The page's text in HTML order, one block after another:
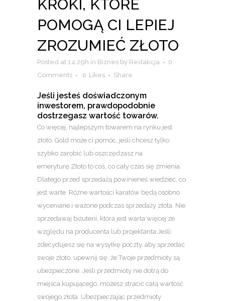
KROKI, KTÓRE
POMOGĄ CI LEPIEJ
ZROZUMIEĆ ZŁOTO
Posted at 14:29h in Biznes by Redakcja
0
Comments
0 Likes Share
Jeśli jesteś doświadczonym
inwestorem, prawdopodobnie
dostrzegasz wartość towarów.
Co więcej, najlepszym towarem na rynku jest
złoto. Gold może ci pomóc, jeśli chcesz tylko
szybko zarobić lub oszczędzasz na
emeryturę.Złoto to coś, co cały czas się zmienia.
Dlatego przed sprzedażą powinieneś wiedzieć, co
jest warte. Różne wartości karatów będą osobno
wyceniane i ważone podczas sprzedaży złota. Nie
sprzedawaj biżuterii, która jest warta więcej ze
względu na producenta lub projektanta.Jeśli
zdecydujesz się na wysyłkę poczty, aby sprzedać
swoje złoto, upewnij się, że Twoje przedmioty są
ubezpieczone. Jeśli przedmioty nie dotrą do
miejsca kupującego, możesz stracić całą wartość
swojego złota. Ubezpieczając przedmioty